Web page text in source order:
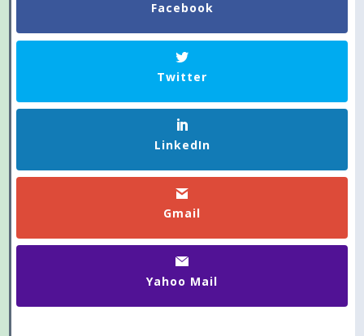
Facebook
Twitter
LinkedIn
Gmail
Yahoo Mail